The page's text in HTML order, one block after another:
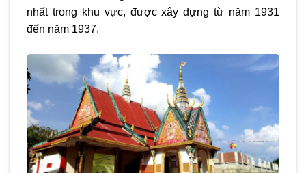
nhất trong khu vực, được xây dựng từ năm 1931
đến năm 1937.